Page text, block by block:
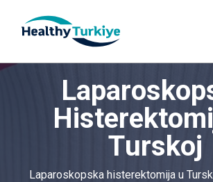
p
Turskoj
Laparoskopska histerektomija u